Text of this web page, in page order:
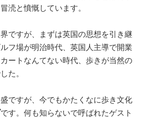
涜と憤慨しています。
ですが、まずは英国の思想を引き継
フ場が明治時代、英国人主導で開業
ートなんてない時代、歩きが当然の
た。
ですが、今でもかたくなに歩き文化
です。何も知らないで呼ばれたゲスト